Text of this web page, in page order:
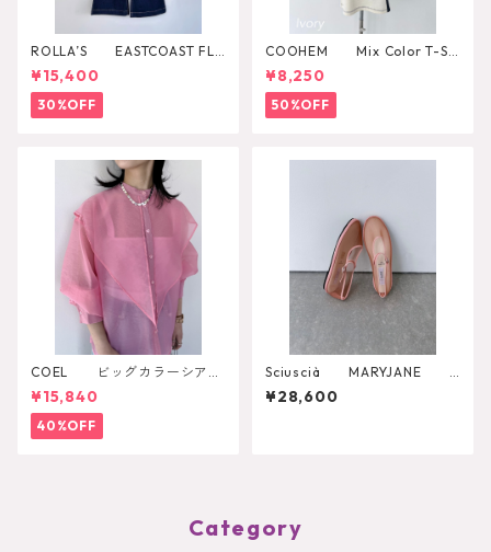
ROLLA’S EASTCOAST FLA
RE AVA
¥15,400
30%OFF
COOHEM Mix Color T-SH
IRT
¥8,250
50%OFF
COEL ビッグカラーシアー
シャツ
¥15,840
40%OFF
Sciuscià MARYJANE
（ROASTED PEACH）
¥28,600
Category